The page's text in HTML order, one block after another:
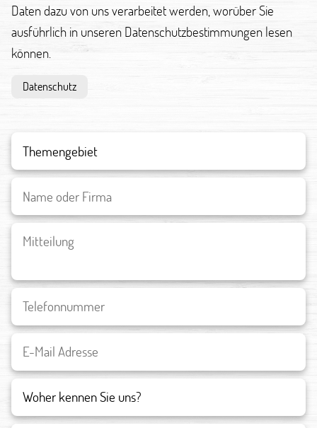
Daten dazu von uns verarbeitet werden, worüber Sie
ausführlich in unseren Datenschutzbestimmungen lesen
können.
Datenschutz